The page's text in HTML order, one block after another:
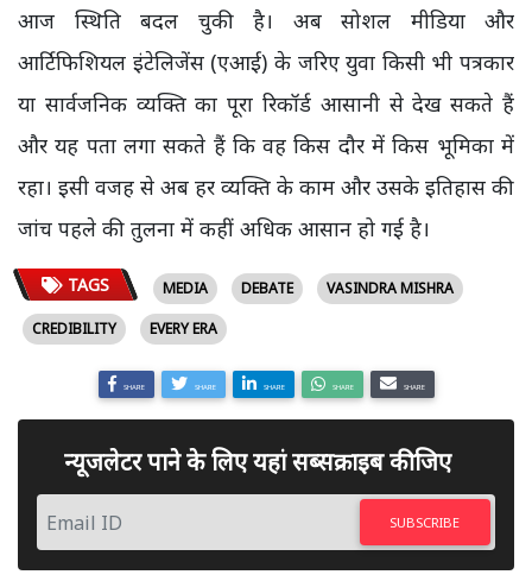
आज स्थिति बदल चुकी है। अब सोशल मीडिया और
आर्टिफिशियल इंटेलिजेंस (एआई) के जरिए युवा किसी भी पत्रकार
या सार्वजनिक व्यक्ति का पूरा रिकॉर्ड आसानी से देख सकते हैं
और यह पता लगा सकते हैं कि वह किस दौर में किस भूमिका में
रहा। इसी वजह से अब हर व्यक्ति के काम और उसके इतिहास की
जांच पहले की तुलना में कहीं अधिक आसान हो गई है।
TAGS MEDIA DEBATE
VASINDRA MISHRA
CREDIBILITY
EVERY ERA
SHARE SHARE SHARE SHARE SHARE
न्यूजलेटर पाने के लिए यहां सब्सक्राइब कीजिए
SUBSCRIBE